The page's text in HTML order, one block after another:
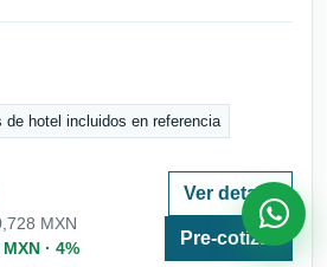
de hotel incluidos en referencia
MXN
· 4%
Ver detalle
Pre-cotizar